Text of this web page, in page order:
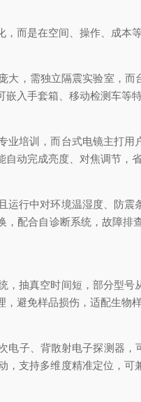
是在空间、操作、成本
需独立隔震实验室，而
入手套箱、移动检测车等
培训，而台式电镜主打用
动完成亮度、对焦调节，
中对环境温湿度、防震
配合自诊断系统，故障
抽真空时间短，部分型号
避免样品损伤，适配生物
、背散射电子探测器，
支持多维度精准定位，